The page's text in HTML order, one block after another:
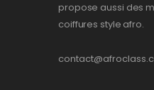
propose aussi des
coiffures style afro.